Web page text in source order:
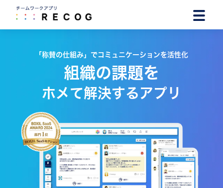
「称賛の仕組み」でコミュニケーションを活性化
ホメて解決するアプリ